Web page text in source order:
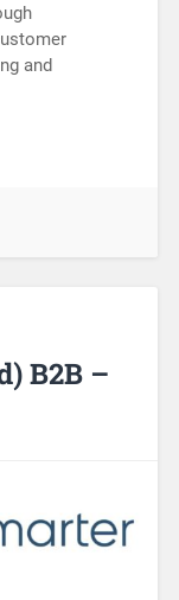
and
B2B –